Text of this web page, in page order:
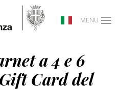
MENU
a 4 e 6
Card del